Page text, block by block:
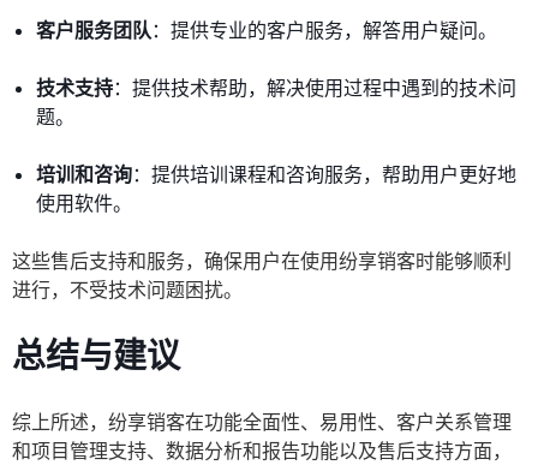
客户服务团队：提供专业的客户服务，解答用户疑问。
技术支持：提供技术帮助，解决使用过程中遇到的技术问
题。
培训和咨询：提供培训课程和咨询服务，帮助用户更好地
使用软件。
这些售后支持和服务，确保用户在使用纷享销客时能够顺利
进行，不受技术问题困扰。
总结与建议
综上所述，纷享销客在功能全面性、易用性、客户关系管理
和项目管理支持、数据分析和报告功能以及售后支持方面，